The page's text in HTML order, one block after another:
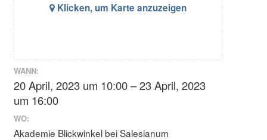
Klicken, um Karte anzuzeigen
WANN:
20 April, 2023 um 10:00 – 23 April, 2023
um 16:00
WO:
Akademie Blickwinkel bei Salesianum